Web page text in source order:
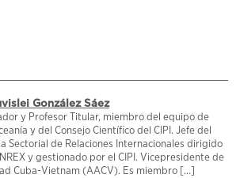
González Sáez
y Profesor Titular, miembro del equipo de
y del Consejo Científico del CIPI. Jefe del
Sectorial de Relaciones Internacionales dirigido
y gestionado por el CIPI. Vicepresidente de
Cuba-Vietnam (AACV). Es miembro [...]